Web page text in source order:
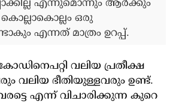
എന്നുമൊന്നും ആര്‍ക്കും
കൊല്ലാകൊല്ലം ഒരു
എന്നത് മാത്രം ഉറപ്പ്.
വലിയ പ്രതീക്ഷ
വലിയ ഭീതിയുള്ളവരും ഉണ്ട്.
എന്ന് വിചാരിക്കുന്ന കുറെ